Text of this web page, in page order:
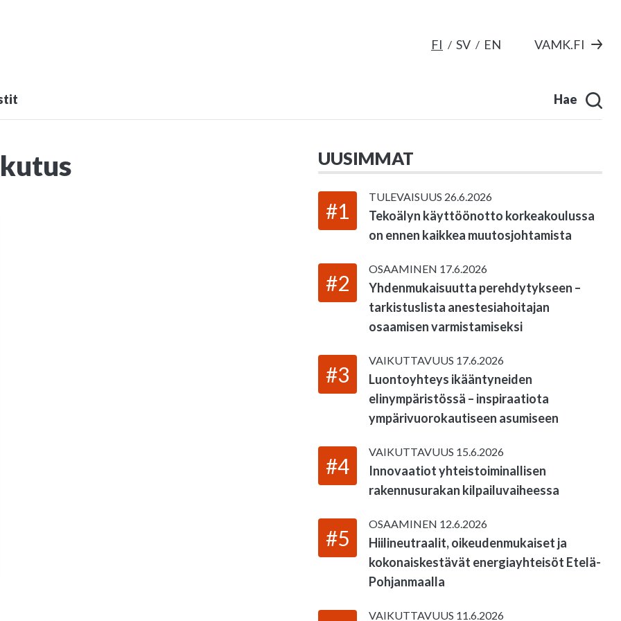
FI SV EN VAMK.FI
Hae
UUSIMMAT
#1
TULEVAISUUS 26.6.2026
Tekoälyn käyttöönotto korkeakoulussa
on ennen kaikkea muutosjohtamista
#2
OSAAMINEN 17.6.2026
Yhdenmukaisuutta perehdytykseen –
tarkistuslista anestesiahoitajan
osaamisen varmistamiseksi
#3
VAIKUTTAVUUS 17.6.2026
Luontoyhteys ikääntyneiden
elinympäristössä – inspiraatiota
ympärivuorokautiseen asumiseen
#4
VAIKUTTAVUUS 15.6.2026
Innovaatiot yhteistoiminallisen
rakennusurakan kilpailuvaiheessa
#5
OSAAMINEN 12.6.2026
Hiilineutraalit, oikeudenmukaiset ja
kokonaiskestävät energiayhteisöt Etelä-
Pohjanmaalla
VAIKUTTAVUUS 11.6.2026